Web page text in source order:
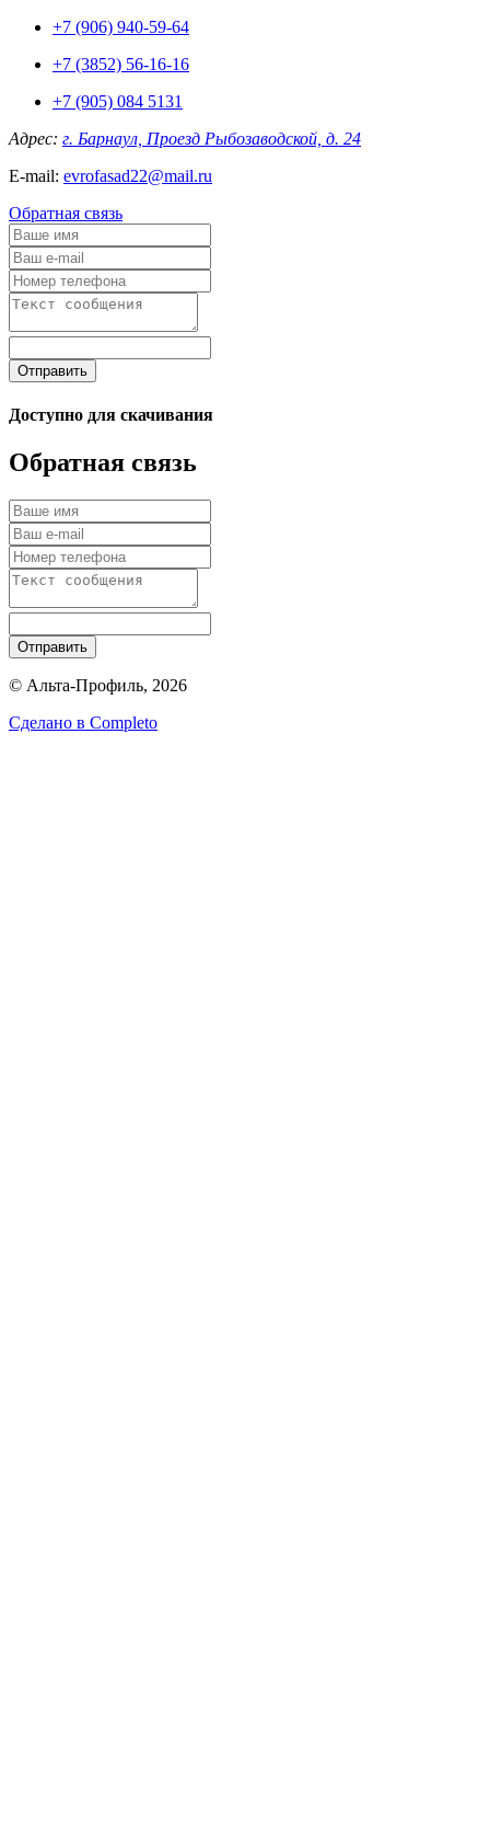
+7 (906) 940-59-64
+7 (3852) 56-16-16
+7 (905) 084 5131
Адрес: г. Барнаул, Проезд Рыбозаводской, д. 24
E-mail: evrofasad22@mail.ru
Обратная связь
Отправить
Доступно для скачивания
Обратная связь
Отправить
© Альта-Профиль, 2026
Сделано в Completo